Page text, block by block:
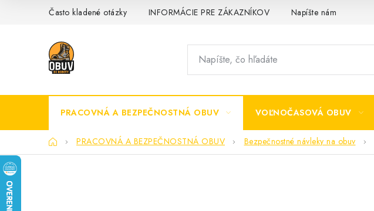
Často kladené otázky INFORMÁCIE PRE ZÁKAZNÍKOV Napíšte nám
PRACOVNÁ A BEZPEČNOSTNÁ OBUV VOĽNOČASOVÁ OBUV
DomovPRACOVNÁ A BEZPEČNOSTNÁ OBUV Bezpečnostné návleky na obuv